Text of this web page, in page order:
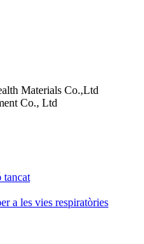
Materials Co.,Ltd
Co., Ltd
tancat
a les vies respiratòries